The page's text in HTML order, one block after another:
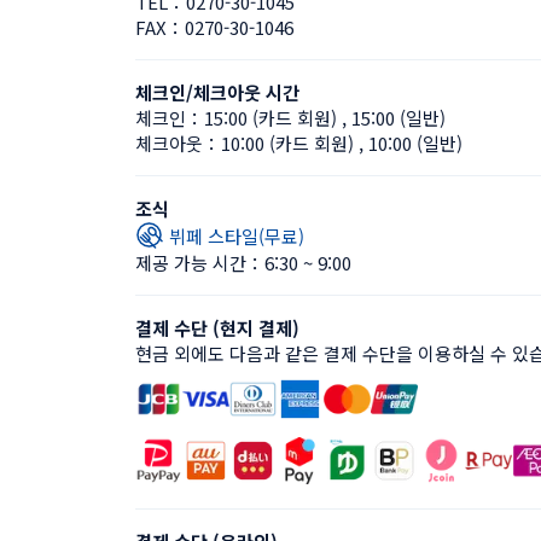
FAX： 0270-30-1046
체크인/체크아웃 시간
체크인： 15:00 (카드 회원) , 15:00 (일반)
체크아웃： 10:00 (카드 회원) , 10:00 (일반)
조식
뷔페 스타일(무료)
제공 가능 시간：6:30 ~ 9:00
결제 수단 (현지 결제)
현금 외에도 다음과 같은 결제 수단을 이용하실 수 있